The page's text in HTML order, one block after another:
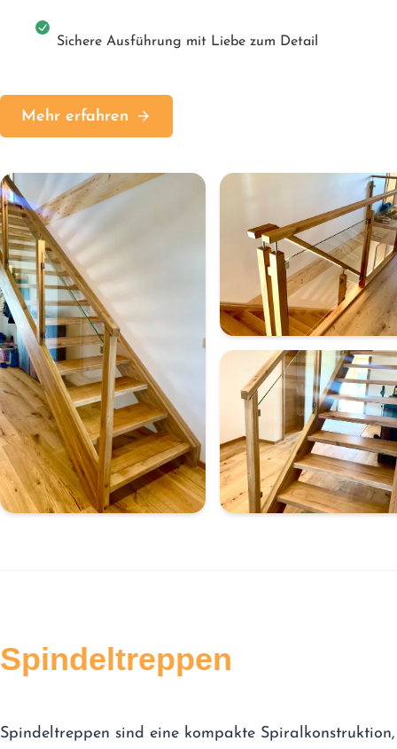
Sichere Ausführung mit Liebe zum Detail
Mehr erfahren
Spindeltreppen
Spindeltreppen sind eine kompakte